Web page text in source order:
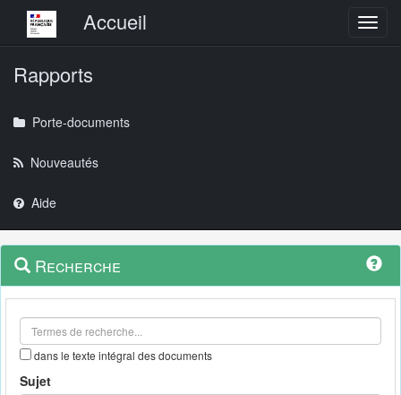
Menu principalAccueil
Rapports
Porte-documents
Nouveautés
Aide
Navigation
outils
Menu
contextuel
Recherche
dans le texte intégral des documents
Sujet